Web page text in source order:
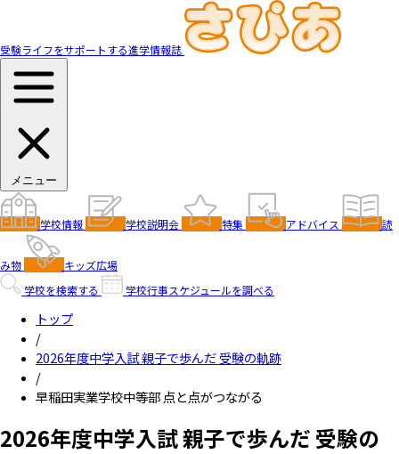
受験ライフをサポートする進学情報誌
メニュー
学校情報 学校説明会 特集 アドバイス 読
み物
キッズ広場
学校を検索する
学校行事スケジュールを調べる
トップ
/
2026年度中学入試 親子で歩んだ 受験の軌跡
/
早稲田実業学校中等部 点と点がつながる
2026年度中学入試 親子で歩んだ 受験の